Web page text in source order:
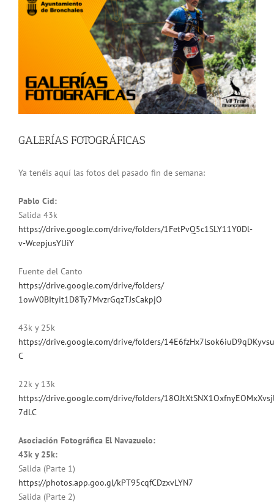
grande
GALERÍAS FOTOGRÁFICAS
Ya tenéis aquí las fotos del pasado fin de semana:
Pablo Cid:
Salida 43k
https://drive.google.com/drive/folders/1FetPvQ5c1SLY11Y0Dl-
v-WcepjusYUiY
Fuente del Canto
https://drive.google.com/drive/folders/
1owV0BItyit1D8Ty7MvzrGqzTJsCakpjO
43k y 25k
https://drive.google.com/drive/folders/
C
22k y 13k
https://drive.google.com/drive/folders/
7dLC
Asociación Fotográfica El Navazuelo:
43k y 25k:
Salida (Parte 1)
https://photos.app.goo.gl/kPT95cqfCDzxvLYN7
Salida (Parte 2)